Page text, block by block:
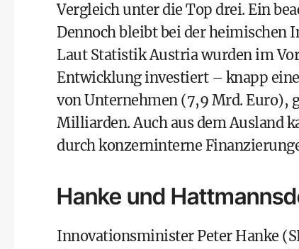
Vergleich unter die Top drei. Ein
Dennoch bleibt bei der heimischen
Laut Statistik Austria wurden im
Entwicklung investiert – knapp
von Unternehmen (7,9 Mrd. Euro),
Milliarden. Auch aus dem Ausland
durch konzerninterne
Hanke und
Innovationsminister Peter Hanke